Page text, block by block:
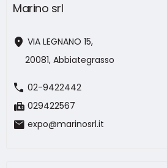
Marino srl
location_on VIA LEGNANO 15,
20081, Abbiategrasso
call 02-9422442
fax 029422567
mail expo@marinosrl.it